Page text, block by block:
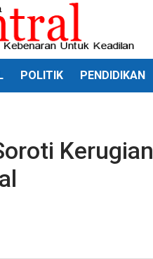
POLITIK PENDIDIKAN
Kerugian